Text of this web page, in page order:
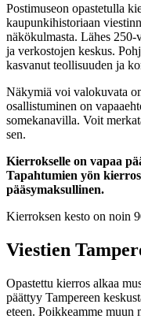
Postimuseon opastetulla
kaupunkihistoriaan
näkökulmasta. Lähes
ja verkostojen keskus.
kasvanut teollisuuden ja
Näkymiä voi valokuvata
osallistuminen on
somekanavilla. Voit
sen.
Kierrokselle on vapaa
Tapahtumien yön
pääsymaksullinen.
Kierroksen kesto on noin
Viestien
Opastettu kierros alkaa
päättyy Tampereen
eteen. Poikkeamme muun